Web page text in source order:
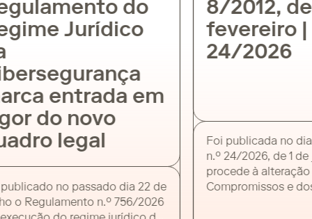
do
Jurídico
entrada em
do novo
legal
no passado dia 22 de
o Regulamento n.º 756/2026
8/2012,
fevereiro |
24/2026
Foi publicada no dia
n.º 24/2026, de 1
procede à
Compromissos e